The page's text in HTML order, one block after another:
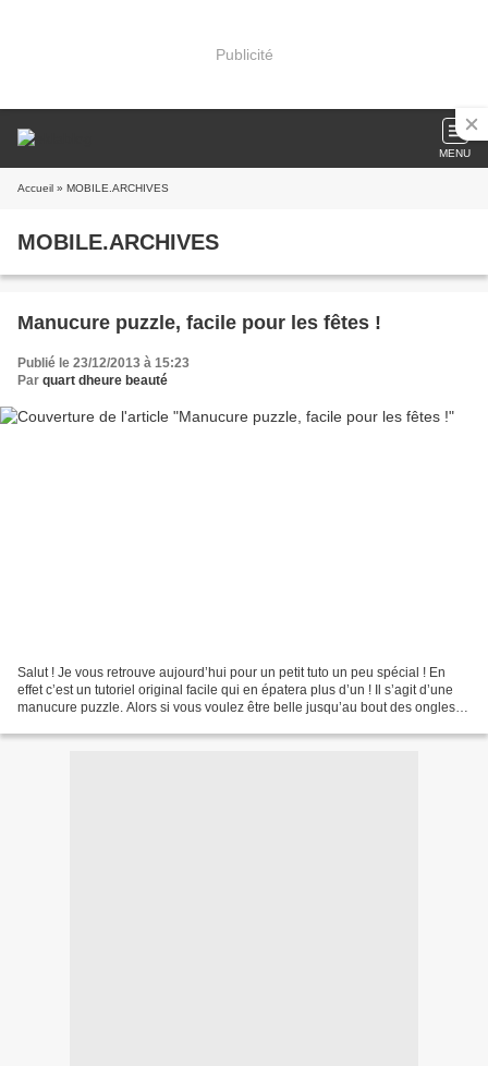
Publicité
MENU
Accueil » MOBILE.ARCHIVES
MOBILE.ARCHIVES
Manucure puzzle, facile pour les fêtes !
Publié le 23/12/2013 à 15:23
Par quart dheure beauté
Salut ! Je vous retrouve aujourd’hui pour un petit tuto un peu spécial ! En
effet c’est un tutoriel original facile qui en épatera plus d’un ! Il s’agit d’une
manucure puzzle. Alors si vous voulez être belle jusqu’au bout des ongles